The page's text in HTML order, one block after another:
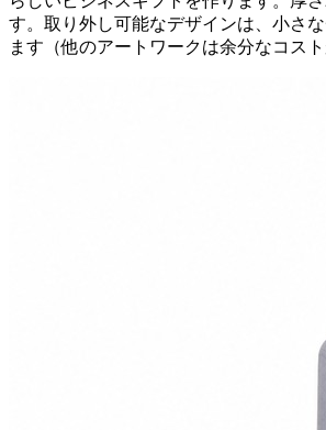
す。取り外し可能なデザインは、小さ
ます（他のアートワークは余分なコス